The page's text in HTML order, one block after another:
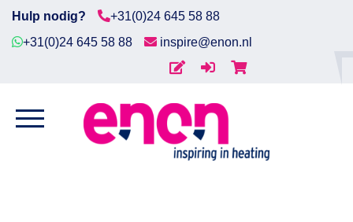
Diensten
Hulp nodig?
+31(0)24 645 58 88
+31(0)24 645 58 88
inspire@enon.nl
Procesverwarming/ Dompelaar
dompelelementen/ Dompelelement IBC, 3kW 230V,